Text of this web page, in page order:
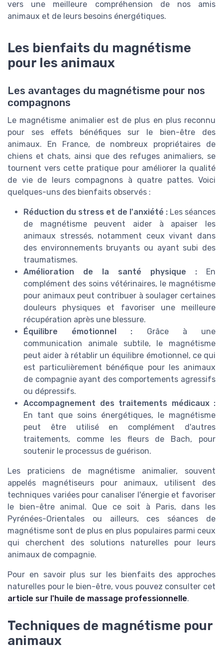
vers une meilleure compréhension de nos amis
animaux et de leurs besoins énergétiques.
Les bienfaits du magnétisme
pour les animaux
Les avantages du magnétisme pour nos
compagnons
Le magnétisme animalier est de plus en plus reconnu
pour ses effets bénéfiques sur le bien-être des
animaux. En France, de nombreux propriétaires de
chiens et chats, ainsi que des refuges animaliers, se
tournent vers cette pratique pour améliorer la qualité
de vie de leurs compagnons à quatre pattes. Voici
quelques-uns des bienfaits observés :
Réduction du stress et de l'anxiété :Les séances
de magnétisme peuvent aider à apaiser les
animaux stressés, notamment ceux vivant dans
des environnements bruyants ou ayant subi des
traumatismes.
Amélioration de la santé physique : En
complément des soins vétérinaires, le magnétisme
pour animaux peut contribuer à soulager certaines
douleurs physiques et favoriser une meilleure
récupération après une blessure.
Équilibre émotionnel : Grâce à une
communication animale subtile, le magnétisme
peut aider à rétablir un équilibre émotionnel, ce qui
est particulièrement bénéfique pour les animaux
de compagnie ayant des comportements agressifs
ou dépressifs.
Accompagnement des traitements médicaux :
En tant que soins énergétiques, le magnétisme
peut être utilisé en complément d'autres
traitements, comme les fleurs de Bach, pour
soutenir le processus de guérison.
Les praticiens de magnétisme animalier, souvent
appelés magnétiseurs pour animaux, utilisent des
techniques variées pour canaliser l'énergie et favoriser
le bien-être animal. Que ce soit à Paris, dans les
Pyrénées-Orientales ou ailleurs, ces séances de
magnétisme sont de plus en plus populaires parmi ceux
qui cherchent des solutions naturelles pour leurs
animaux de compagnie.
Pour en savoir plus sur les bienfaits des approches
naturelles pour le bien-être, vous pouvez consulter cet
article sur l'huile de massage professionnelle.
Techniques de magnétisme pour
animaux